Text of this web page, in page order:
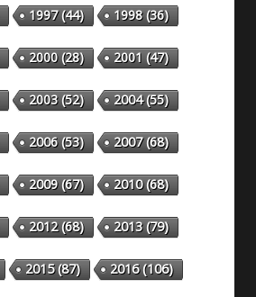
1997(44) 1998(36)
2000(28) 2001 (47)
2003(52) 2004(55)
2006(53) 2007(68)
2009(67) 2010(68)
2012(68) 2013(79)
2015(87) 2016(106)